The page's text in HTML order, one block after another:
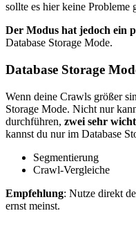
sollte es hier keine Probleme
Der Modus hat jedoch ein
Database Storage Mode.
Database Storage
Wenn deine Crawls größer
Storage Mode. Nicht nur
durchführen, zwei sehr
kannst du nur im Database
Segmentierung
Crawl-Vergleiche
Empfehlung: Nutze direkt
ernst meinst.